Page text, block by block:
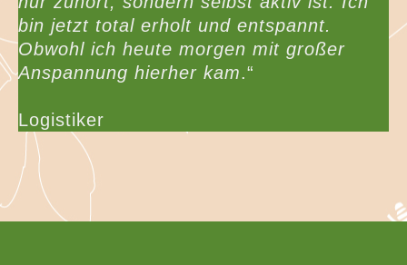
bin jetzt total erholt und entspannt.
Obwohl ich heute morgen mit großer
Anspannung hierher kam.“
Logistiker